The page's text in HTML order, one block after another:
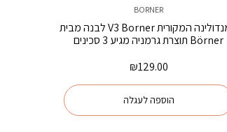
BORNER
המנדולינה המקורית V3 Borner לבנה מבית
Börner תוצרת גרמניה מגיע 3 סכינים
₪129.00
הוספה לעגלה